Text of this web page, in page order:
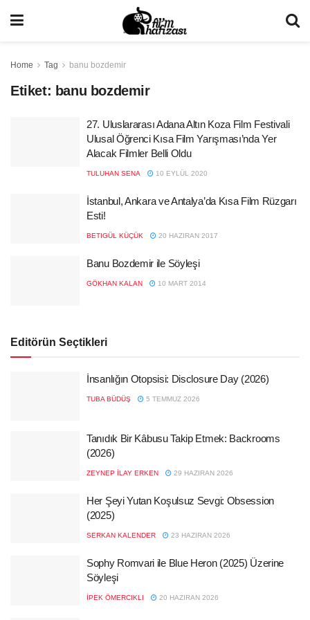
Home Tag banu bozdemir
Etiket: banu bozdemir
27. Uluslararası Adana Altın Koza Film Festivali
Ulusal Öğrenci Kısa Film Yarışması’nda Yer
Alacak Filmler Belli Oldu
TULUHAN SENA 10 EYLÜL 2020
İstanbul, Ankara ve Antalya’da Kısa Film Rüzgarı
Esti!
BETIGÜL KÜÇÜK 20 HAZIRAN 2017
Banu Bozdemir ile Söyleşi
GÖKHAN KALAN 10 MART 2014
Editörün Seçtikleri
İnsanlığın Otopsisi: Disclosure Day (2026)
TUBA BÜDÜŞ 5 TEMMUZ 2026
Tanıdık Bir Kâbusu Takip Etmek: Backrooms
(2026)
ZEYNEP İLAY ERKEN 29 HAZIRAN 2026
Her Şeyi Yutan Koşulsuz Sevgi: Obsession
(2025)
SERKAN KALENDER 23 HAZIRAN 2026
Sophy Romvari ile Blue Heron (2025) Üzerine
Söyleşi
İPEK ÖMERCIKLI 20 HAZIRAN 2026